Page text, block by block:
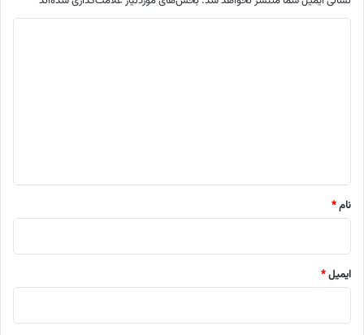
نام*
ایمیل*